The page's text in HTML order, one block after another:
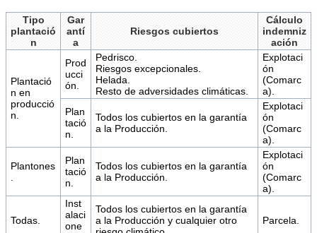
Tipo
plantació
n
Gar
antí
a
Riesgos cubiertos
Cálculo
indemniz
ación
Plantació
n en
producció
n.
Prod
ucci
ón.
Pedrisco.
Riesgos excepcionales.
Helada.
Resto de adversidades climáticas.
Explotaci
ón
(Comarc
a).
Plan
tació
n.
Todos los cubiertos en la garantía
a la Producción.
Explotaci
ón
(Comarc
a).
Plantones
.
Plan
tació
n.
Todos los cubiertos en la garantía
a la Producción.
Explotaci
ón
(Comarc
a).
Todas.
Inst
alaci
one
Todos los cubiertos en la garantía
a la Producción y cualquier otro
Parcela.